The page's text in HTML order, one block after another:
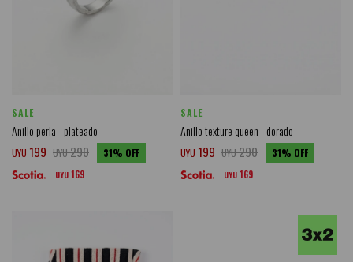
SALE
Anillo perla - plateado
UYU 199 UYU290 31
UYU 169
SALE
Anillo texture queen - dorado
UYU 199 UYU290 31
UYU 169